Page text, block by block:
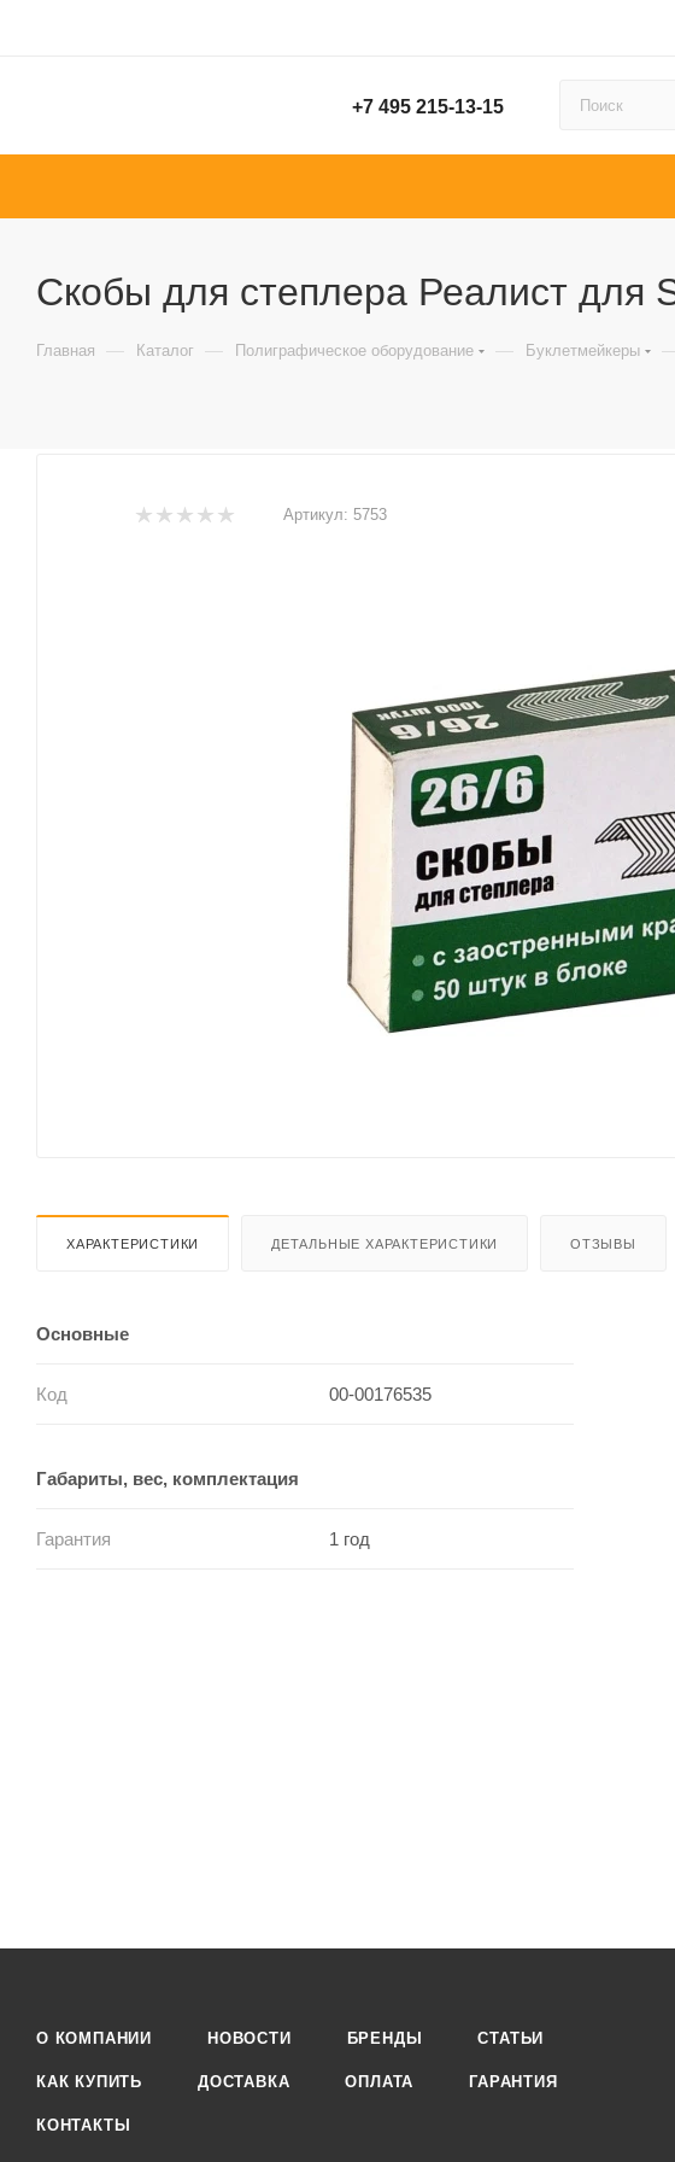
+7 495 215-13-15
Скобы для степлера Реалист для
Главная — Каталог — Полиграфическое оборудование — Буклетмейкеры
Артикул: 5753
ХАРАКТЕРИСТИКИ ДЕТАЛЬНЫЕ ХАРАКТЕРИСТИКИ ОТЗЫВЫ
Основные
Код 00-00176535
Габариты, вес, комплектация
Гарантия 1 год
О КОМПАНИИ НОВОСТИ БРЕНДЫ СТАТЬИ
КАК КУПИТЬ ДОСТАВКА ОПЛАТА ГАРАНТИЯ
КОНТАКТЫ